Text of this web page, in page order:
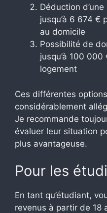
Déduction
jusqu’à 6 674 €
au domicile
Possibilité de
jusqu’à 100 000
logement
Ces différentes
considérablement
Je recommande
évaluer leur situation
plus avantageuse.
Pour les
En tant qu’étudiant,
revenus à partir de 18